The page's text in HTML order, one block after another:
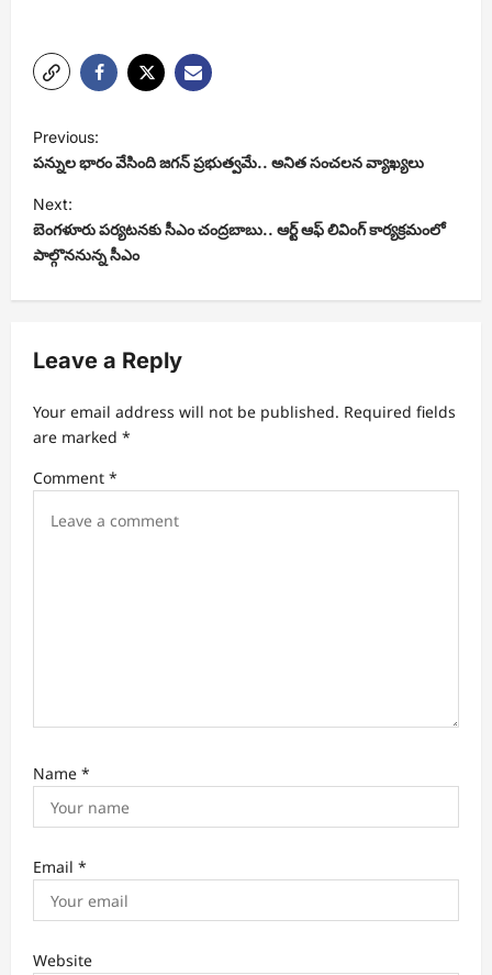
P
o
s
t
n
a
i
a
t
i
Previous:
పన్నుల భారం వేసింది జగన్ ప్రభుత్వమే.. అనిత సంచలన వ్యాఖ్యలు
Next:
బెంగళూరు పర్యటనకు సీఎం చంద్రబాబు.. ఆర్ట్ ఆఫ్ లివింగ్ కార్యక్రమంలో
పాల్గొననున్న సీఎం
Leave a Reply
Your email address will not be published. Required fields
are marked *
Comment *
Name *
Email *
Website